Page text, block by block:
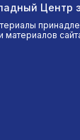
Центр